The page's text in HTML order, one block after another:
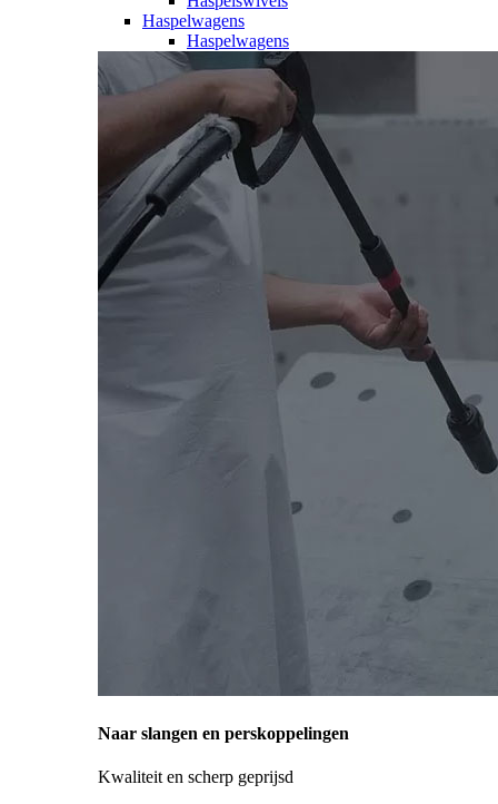
Haspelwagens
Haspelwagens
Naar slangen en perskoppelingen
Kwaliteit en scherp geprijsd